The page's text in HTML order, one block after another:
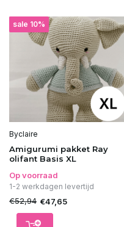
sale 10%
Byclaire
Amigurumi pakket Ray
olifant Basis XL
Op voorraad
1-2 werkdagen levertijd
€52,94 €47,65